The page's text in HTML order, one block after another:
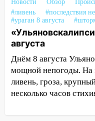
14:16
Шторм
на улице
светофор
14:14 Студента
мошенники под
14:12 Куда
упавшее дерево
после непогоды
Новости Обзор
#ливень
#последствия
#ураган 8 августа
августа
Днём 8 августа
мощной непогоды. На
ливень, гроза,
несколько часов